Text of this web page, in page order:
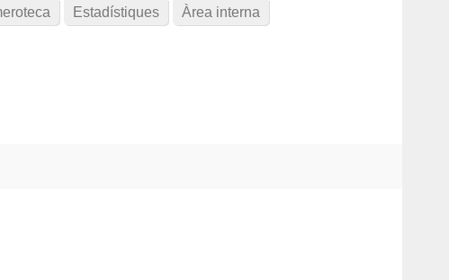
Estadístiques Àrea interna